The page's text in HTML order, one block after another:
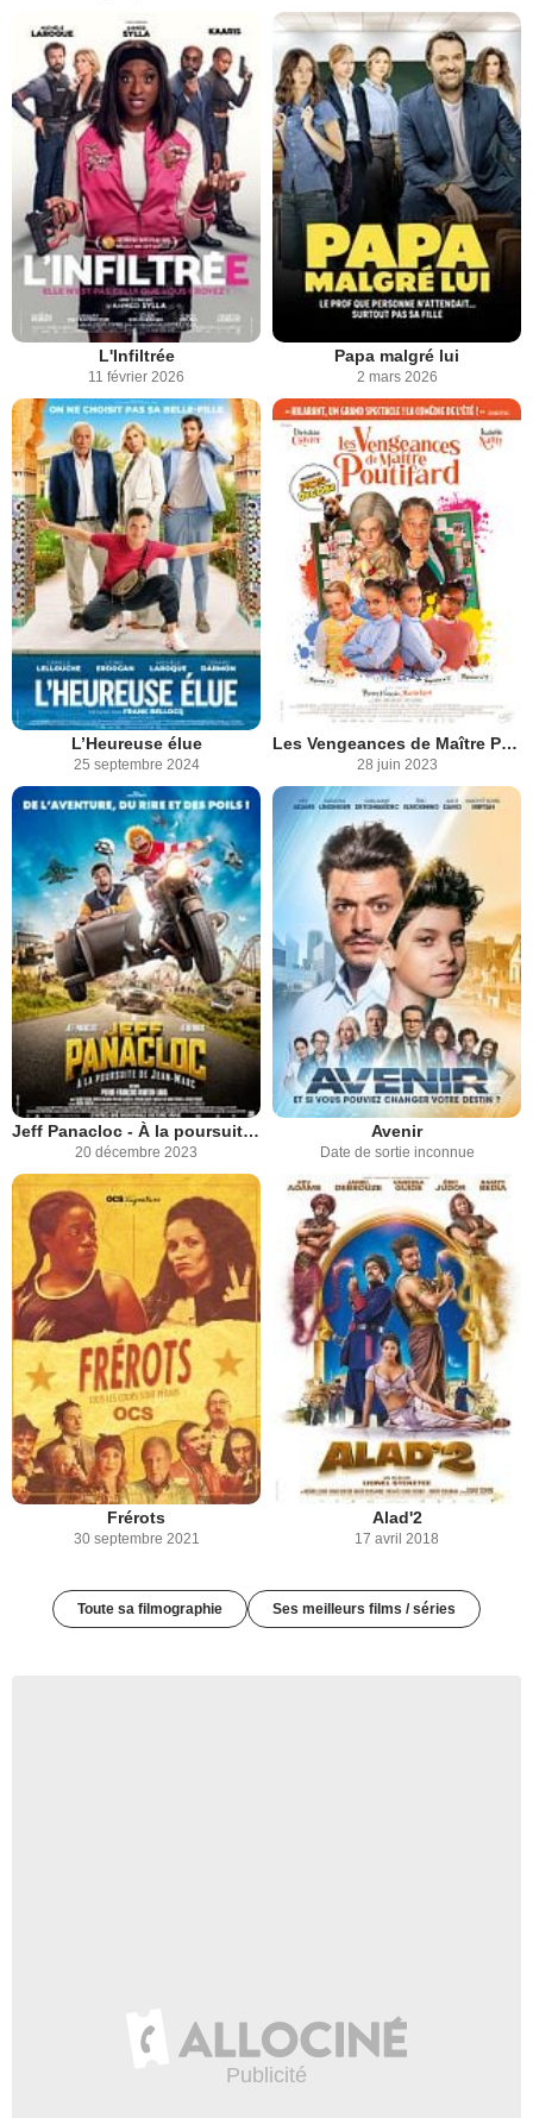
L'Infiltrée
11 février 2026
Papa malgré lui
2 mars 2026
L’Heureuse élue
25 septembre 2024
Les Vengeances de Maître Poutifard
28 juin 2023
Jeff Panacloc - À la poursuite de Jean-Marc
20 décembre 2023
Avenir
Date de sortie inconnue
Frérots
30 septembre 2021
Alad'2
17 avril 2018
Toute sa filmographie Ses meilleurs films / séries